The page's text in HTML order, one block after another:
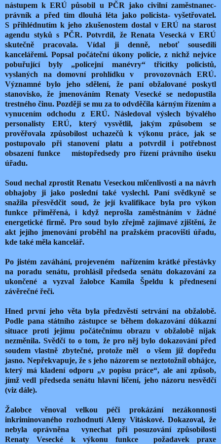
nástupem k ERÚ působil u PČR jako civilní zaměstnanec-
právník a před tím dlouhá léta jako policista- vyšetřovatel.
S přihlédnutím k jeho zkušenostem dostal v ERÚ na starost
agendu styků s PČR. Potvrdil, že Renata Vesecká v ERÚ
skutečně pracovala. Vídal ji denně, neboť sousedili
kancelářemi. Popsal počáteční úkony policie, z nichž nejvíce
pobuřující byly „policejní manévry“ třicítky policistů,
vyslaných na domovní prohlídku v
provozovnách ERÚ.
Významné bylo jeho sdělení, že paní obžalované poskytl
stanovisko, že jmenováním Renaty Vesecké se nedopustila
trestného činu. Později se mu za to odvděčila kárným řízením a
vynucením odchodu z ERÚ. Následoval výslech bývalého
personalisty ERÚ, který vysvětlil, jakým způsobem se
prověřovala způsobilost uchazečů k výkonu práce, jak se
postupovalo při stanovení platu a potvrdil i potřebnost
obsazení funkce
místopředsedy pro řízení právního úseku
úřadu.
Soud nechal zprostit Renatu Veseckou mlčenlivosti a na návrh
obhajoby ji jako poslední také vyslechl. Paní svědkyně se
snažila přesvědčit soud, že její kvalifikace byla pro výkon
funkce přiměřená, i když neprošla zaměstnáním v žádné
energetické firmě. Pro soud bylo zřejmě zajímavé zjištění, že
akt jejího jmenování proběhl na pražském pracovišti úřadu,
kde také měla kancelář.
Po jistém zaváhání, projeveném
nařízením krátké přestávky
na poradu senátu, prohlásil předseda senátu dokazování za
ukončené a vyzval žalobce Kamila Špeldu k přednesení
závěrečné řeči.
Hned první jeho věta byla předzvěstí setrvání na obžalobě.
Podle pana státního zástupce se během dokazování důkazní
situace proti jejímu počátečnímu obrazu v obžalobě nijak
nezměnila. Svědčí to o tom, že pro něj bylo dokazování před
soudem vlastně zbytečné, protože měl
o všem již dopředu
jasno. Nepřekvapuje, že s jeho názorem se neztotožnil obhájce,
který má kladení odporu „v popisu práce“, ale ani způsob,
jímž vedl předseda senátu hlavní líčení, jeho názoru nesvědčí
(viz dále).
Žalobce věnoval velkou péči prokázání nezákonnosti
inkriminovaného rozhodnutí Aleny Vitáskové. Dokazoval, že
nebyla oprávněna
vynechat při posuzování způsobilosti
Renaty Vesecké k výkonu funkce
požadavek praxe